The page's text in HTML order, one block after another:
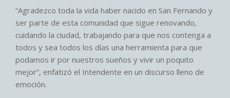
“Agradezco toda la vida haber nacido en San Fernando y
ser parte de esta comunidad que sigue renovando,
cuidando la ciudad, trabajando para que nos contenga a
todos y sea todos los días una herramienta para que
podamos ir por nuestros sueños y vivir un poquito
mejor”, enfatizó el Intendente en un discurso lleno de
emoción.